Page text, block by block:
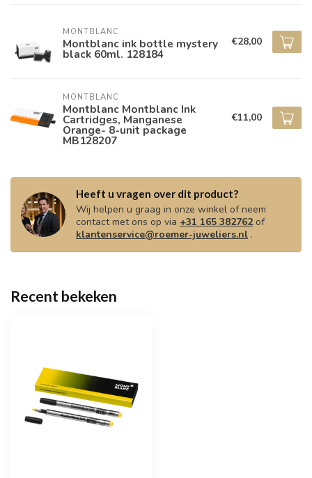
MONTBLANC
Montblanc ink bottle mystery
black 60ml. 128184
€28,00
MONTBLANC
Montblanc Montblanc Ink
Cartridges, Manganese
Orange- 8-unit package
MB128207
€11,00
Heeft u vragen over dit product?
Wij helpen u graag in onze winkel of neem
contact met ons op via +31 165 382762of
klantenservice@roemer-juweliers.nl .
Recent bekeken